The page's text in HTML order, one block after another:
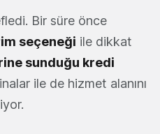
Bir süre önce
seçeneği ile dikkat
sunduğu kredi
ile de hizmet alanını